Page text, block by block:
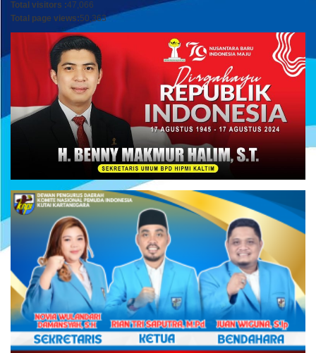
Total visitors :47,066
Total page views:50,363